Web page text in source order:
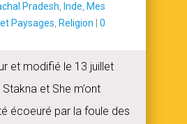
Pradesh, Inde, Mes
Paysages, Religion
0
et modifié le 13 juillet
et She m’ont
écoeuré par la foule des